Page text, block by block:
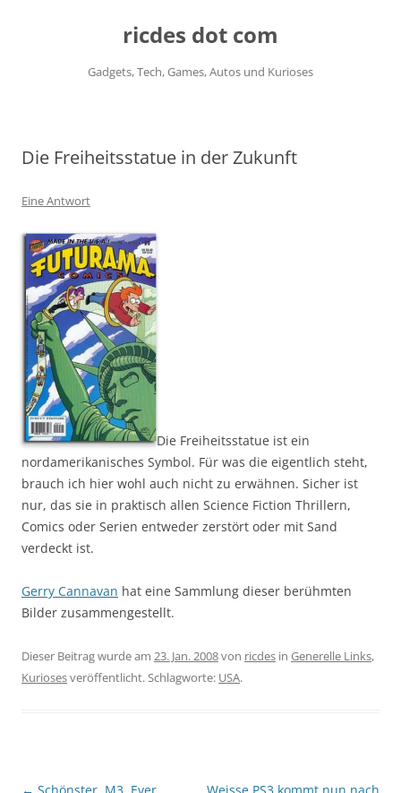
ricdes dot com
Gadgets, Tech, Games, Autos und Kurioses
Die Freiheitsstatue in der Zukunft
Eine Antwort
Die Freiheitsstatue ist ein
nordamerikanisches Symbol. Für was die eigentlich steht,
brauch ich hier wohl auch nicht zu erwähnen. Sicher ist
nur, das sie in praktisch allen Science Fiction Thrillern,
Comics oder Serien entweder zerstört oder mit Sand
verdeckt ist.
Gerry Cannavan hat eine Sammlung dieser berühmten
Bilder zusammengestellt.
Dieser Beitrag wurde am 23. Jan. 2008von ricdes in Generelle Links,
Kuriosesveröffentlicht. Schlagworte: USA.